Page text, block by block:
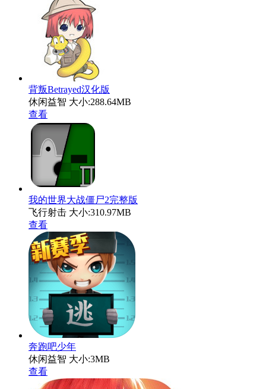
背叛Betrayed汉化版
休闲益智 大小:288.64MB
查看
我的世界大战僵尸2完整版
飞行射击 大小:310.97MB
查看
奔跑吧少年
休闲益智 大小:3MB
查看